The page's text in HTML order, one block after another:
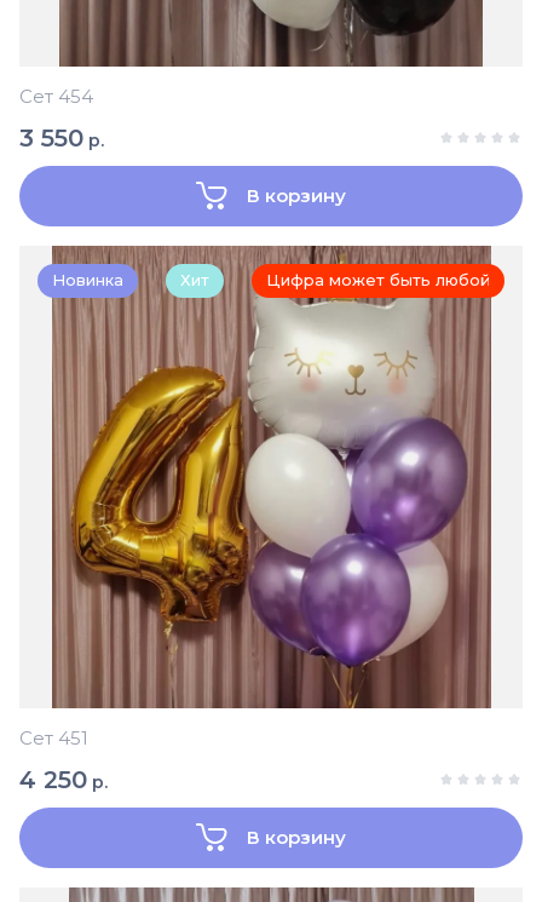
Сет 454
3 550 р.
В корзину
Новинка Хит Цифра может быть любой
Сет 451
4 250 р.
В корзину